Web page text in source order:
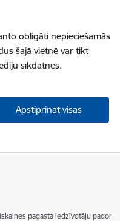
obligāti nepieciešamās
šajā vietnē var tikt
sīkdatnes.
Apstiprināt visas
pagasta iedzīvotāju